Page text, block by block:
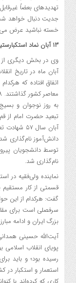
تهدیدهای بعضاً
جدیت دنبال خواهد
خسته نباشید عرض
۱۳ آبان نماد استکبارستیزی است
وی در بخش دیگری از
اتفاق افتاده که
آبان سال
توسط دانشجویان پیرو
نام‌گذاری شد.
نماینده ولی‌فقیه در
قسمتی از کار مستقیم
سرفصلی است برای
بزرگ ایران و ادامه
آیت‌الله حسینی
رسیده بود؛ و باید
استعمار و استکبار